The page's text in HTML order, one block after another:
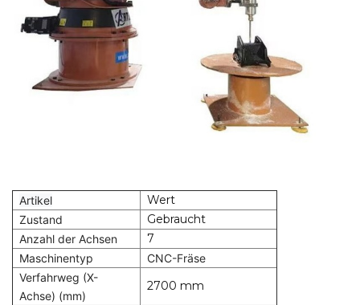
Artikel Wert
Zustand Gebraucht
Anzahl der Achsen 7
Maschinentyp
CNC-Fräse
Verfahrweg (X-
Achse) (mm)
2700 mm